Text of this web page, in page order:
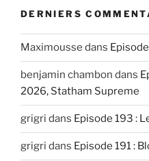
EMBED
DERNIERS
Maximousse dans
benjamin chambon dans
2026, Statham Supreme
grigri dans Episode 193 :
grigri dans Episode 191 :